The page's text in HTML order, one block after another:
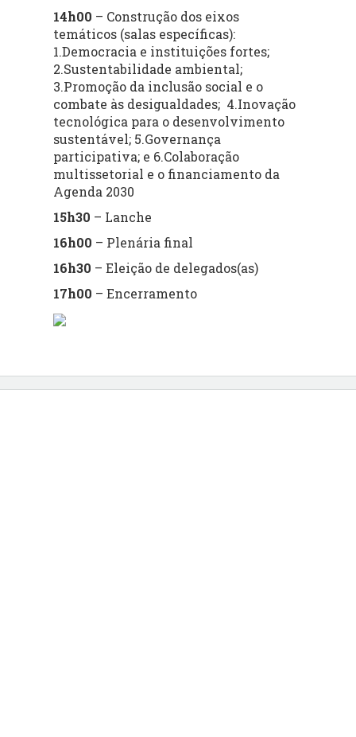
14h00 – Construção dos eixos
temáticos (salas específicas):
1.Democracia e instituições fortes;
2.Sustentabilidade ambiental;
3.Promoção da inclusão social e o
combate às desigualdades; 4.Inovação
tecnológica para o desenvolvimento
sustentável; 5.Governança
participativa; e 6.Colaboração
multissetorial e o financiamento da
Agenda 2030
15h30 – Lanche
16h00 – Plenária final
16h30 – Eleição de delegados(as)
17h00 – Encerramento